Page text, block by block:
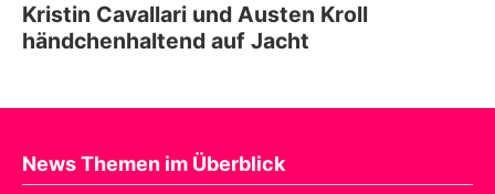
Kristin Cavallari und Austen Kroll
händchenhaltend auf Jacht
News Themen im Überblick